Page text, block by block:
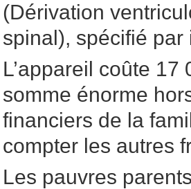
(Dérivation
spinal), spécifié
L’appareil coûte
somme énorme
financiers de la
compter les autres
Les pauvres